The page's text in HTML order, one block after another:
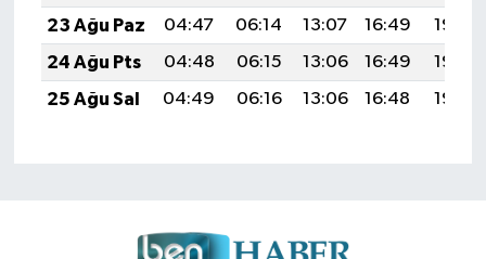
23 Ağu Paz
04:47 06:14 13:07 16:49
19:49
24 Ağu Pts
04:48 06:15 13:06 16:49
19:48
25 Ağu Sal
04:49 06:16 13:06 16:48 19:46